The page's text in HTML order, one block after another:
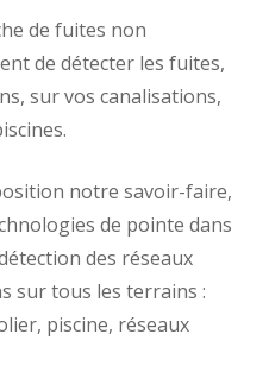
de fuites non
de détecter les fuites,
sur vos canalisations,
notre savoir-faire,
de pointe dans
des réseaux
sur tous les terrains :
piscine, réseaux